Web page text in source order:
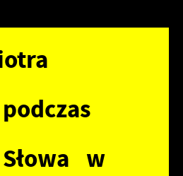
w